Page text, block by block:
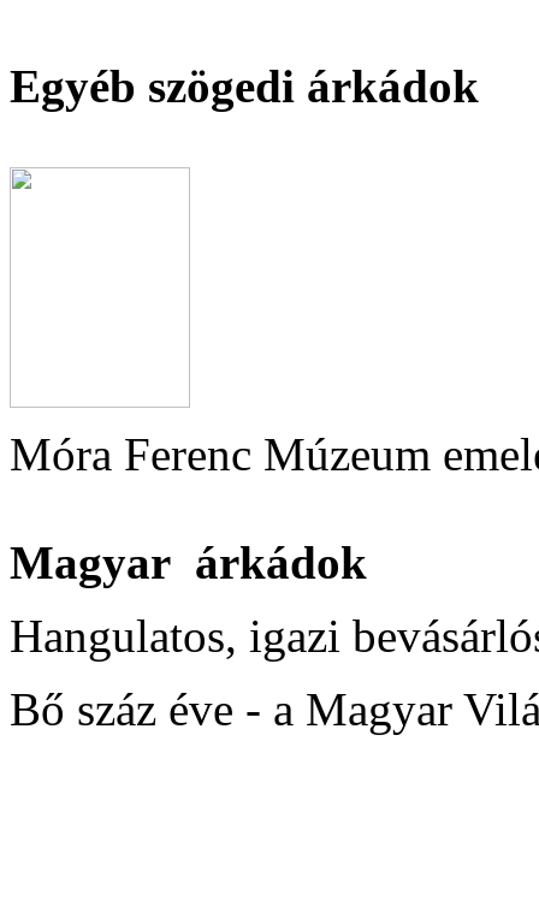
Egyéb szögedi árkádok
Móra Ferenc Múzeum
Magyar árkádok
Hangulatos, igazi
Bő száz éve - a Magyar